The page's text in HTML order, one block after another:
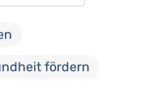
fördern